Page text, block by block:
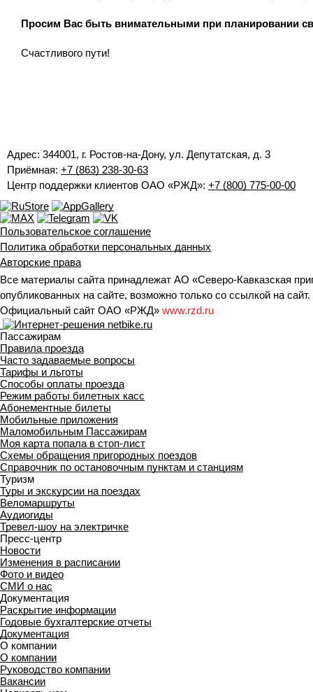
Просим Вас быть внимательными при планировании
Счастливого пути!
Адрес: 344001, г. Ростов-на-Дону, ул. Депутатская, д. 3
Приёмная: +7 (863) 238-30-63
Центр поддержки клиентов ОАО «РЖД»: +7 (800) 775-00-00
Пользовательское соглашение
Политика обработки персональных данных
Авторские права
Все материалы сайта принадлежат АО «Северо-Кавказская
опубликованных на сайте, возможно только со ссылкой на сайт.
Официальный сайт ОАО «РЖД» www.rzd.ru
Пассажирам
Правила проезда
Часто задаваемые вопросы
Тарифы и льготы
Способы оплаты проезда
Режим работы билетных касс
Абонементные билеты
Мобильные приложения
Маломобильным Пассажирам
Моя карта попала в стоп-лист
Cхемы обращения пригородных поездов
Справочник по остановочным пунктам и станциям
Туризм
Туры и экскурсии на поездах
Веломаршруты
Аудиогиды
Тревел-шоу на электричке
Пресс-центр
Новости
Изменения в расписании
Фото и видео
СМИ о нас
Документация
Раскрытие информации
Годовые бухгалтерские отчеты
Документация
О компании
О компании
Руководство компании
Вакансии